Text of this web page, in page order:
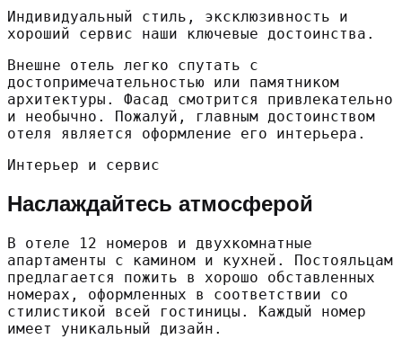
Индивидуальный стиль, эксклюзивность и
хороший сервис наши ключевые достоинства.
Внешне отель легко спутать с
достопримечательностью или памятником
архитектуры. Фасад смотрится привлекательно
и необычно. Пожалуй, главным достоинством
отеля является оформление его интерьера.
Интерьер и сервис
Наслаждайтесь атмосферой
В отеле 12 номеров и двухкомнатные
апартаменты с камином и кухней. Постояльцам
предлагается пожить в хорошо обставленных
номерах, оформленных в соответствии со
стилистикой всей гостиницы. Каждый номер
имеет уникальный дизайн.